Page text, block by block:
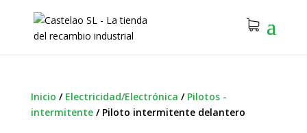
Inicio / Electricidad/Electrónica / Pilotos -
intermitente/ Piloto intermitente delantero